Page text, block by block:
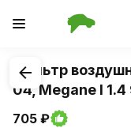
1/3
Фильтр
04, Megane I
705 ₽